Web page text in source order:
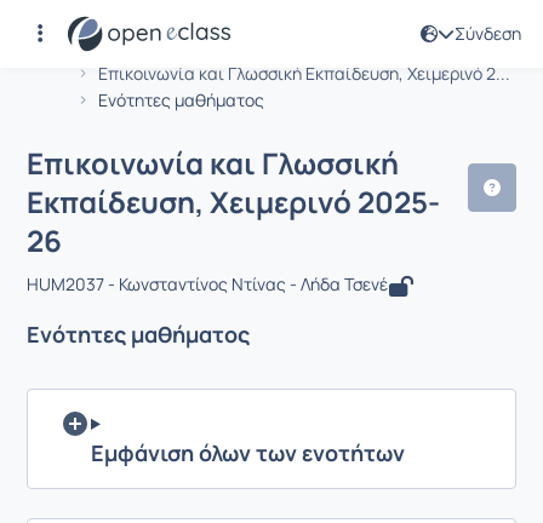
Σύνδεση
Αρχική Σελίδα
Επικοινωνία και Γλωσσική Εκπαίδευση, Χειμερινό 2...
Ενότητες μαθήματος
Μάθημα : Επικοινωνία και
Επικοινωνία και Γλωσσική
Εκπαίδευση, Χειμερινό 2025-
26
HUM2037 - Κωνσταντίνος Ντίνας - Λήδα Τσενέ
Ενότητες μαθήματος
Εμφάνιση όλων των ενοτήτων